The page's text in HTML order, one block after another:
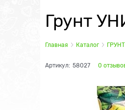
Грунт
Главная Каталог
Артикул: 58027 0